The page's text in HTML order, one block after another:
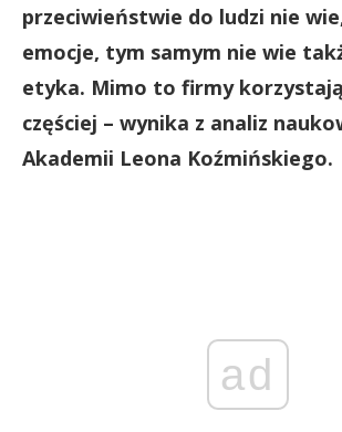
przeciwieństwie do ludzi nie
emocje, tym samym nie wie
etyka. Mimo to firmy
częściej – wynika z analiz
Akademii Leona Koźmińskiego.
ad